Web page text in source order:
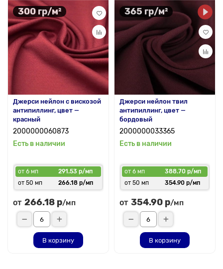
300 гр/м²
Джерси нейлон с вискозой
антипиллинг, цвет —
красный
2000000060873
Есть в наличии
от 6 мп
291.53 р/мп
от 50 мп
266.18 р/мп
от 266.18 р/мп
В корзину
365 гр/м²
Джерси нейлон твил
антипиллинг, цвет —
бордовый
2000000033365
Есть в наличии
от 6 мп
388.70 р/мп
от 50 мп
354.90 р/мп
от 354.90 р/мп
В корзину